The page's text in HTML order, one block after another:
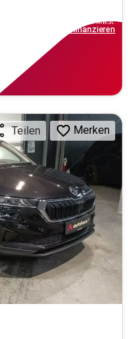
inkl.MwSt.
finanzieren
Teilen Merken